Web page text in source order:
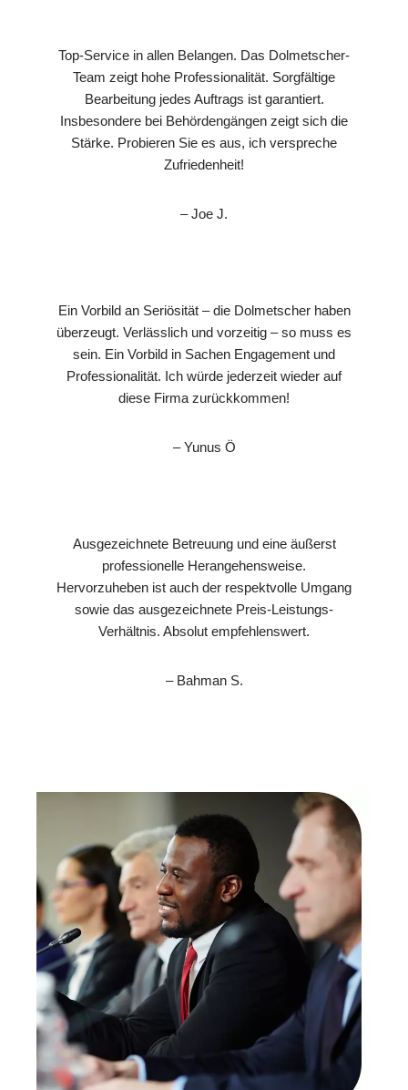
Top-Service in allen Belangen. Das Dolmetscher-
Team zeigt hohe Professionalität. Sorgfältige
Bearbeitung jedes Auftrags ist garantiert.
Insbesondere bei Behördengängen zeigt sich die
Stärke. Probieren Sie es aus, ich verspreche
Zufriedenheit!
– Joe J.
Ein Vorbild an Seriösität – die Dolmetscher haben
überzeugt. Verlässlich und vorzeitig – so muss es
sein. Ein Vorbild in Sachen Engagement und
Professionalität. Ich würde jederzeit wieder auf
diese Firma zurückkommen!
– Yunus Ö
Ausgezeichnete Betreuung und eine äußerst
professionelle Herangehensweise.
Hervorzuheben ist auch der respektvolle Umgang
sowie das ausgezeichnete Preis-Leistungs-
Verhältnis. Absolut empfehlenswert.
– Bahman S.